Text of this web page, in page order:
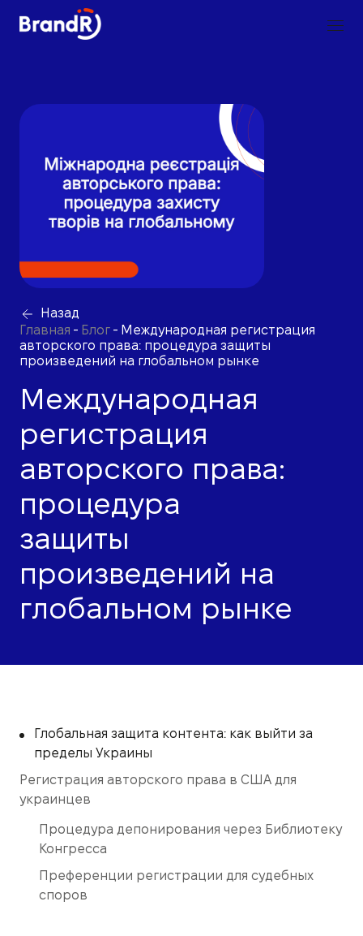
Назад
Главная - Блог - Международная регистрация
авторского права: процедура защиты
произведений на глобальном рынке
Международная
регистрация
авторского права:
процедура
защиты
произведений на
глобальном рынке
Глобальная защита контента: как выйти за
пределы Украины
Регистрация авторского права в США для
украинцев
Процедура депонирования через Библиотеку
Конгресса
Преференции регистрации для судебных
споров